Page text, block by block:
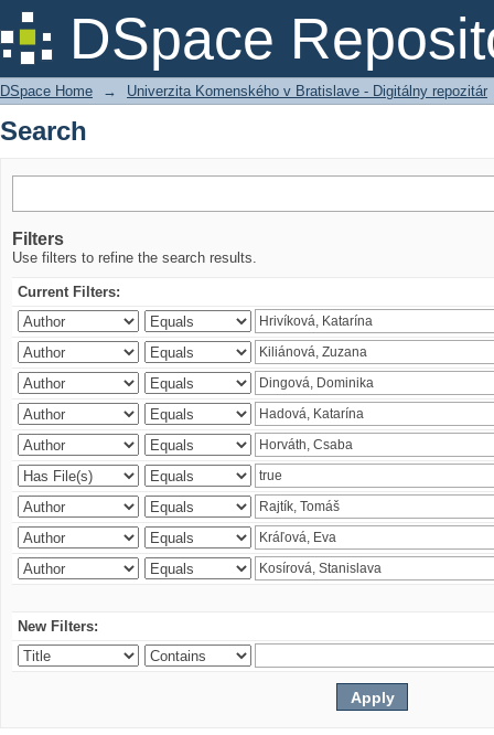
DSpace
Search
DSpace Home → Univerzita Komenského v Bratislave - Digitálny repozitár
Search
Filters
Use filters to refine the search results.
Current Filters:
New Filters: